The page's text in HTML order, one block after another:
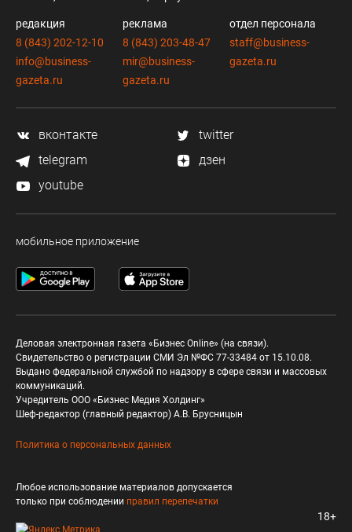
редакция
8 (843) 202-12-10
info@business-
gazeta.ru
реклама
8 (843) 203-48-47
mir@business-
gazeta.ru
отдел персонала
staff@business-
gazeta.ru
вконтакте
twitter
telegram
дзен
youtube
мобильное приложение
Деловая электронная газета «Бизнес Online» (на связи).
Свидетельство о регистрации СМИ Эл №ФС 77-33484 от 15.10.08.
Выдано федеральной службой по надзору в сфере связи и массовых
коммуникаций.
Учредитель ООО «Бизнес Медия Холдинг»
Шеф-редактор (главный редактор) А.В. Брусницын
Политика о персональных данных
Любое использование материалов допускается
только при соблюдении правил перепечатки
18+